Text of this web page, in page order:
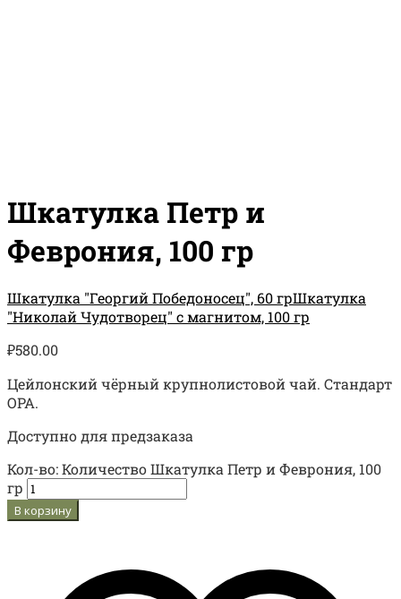
Шкатулка Петр и
Феврония, 100 гр
Шкатулка "Георгий Победоносец", 60 грШкатулка
"Николай Чудотворец" с магнитом, 100 гр
₽580.00
Цейлонский чёрный крупнолистовой чай. Стандарт
OPA.
Доступно для предзаказа
Кол-во:Количество Шкатулка Петр и Феврония, 100
гр
В корзину